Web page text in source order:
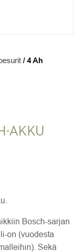
/ 4 Ah
AKKU
Bosch-sarjan
on (vuodesta
Sekä